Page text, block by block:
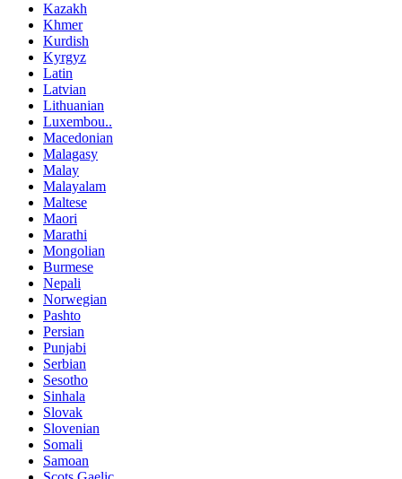
Kazakh
Khmer
Kurdish
Kyrgyz
Latin
Latvian
Lithuanian
Luxembou..
Macedonian
Malagasy
Malay
Malayalam
Maltese
Maori
Marathi
Mongolian
Burmese
Nepali
Norwegian
Pashto
Persian
Punjabi
Serbian
Sesotho
Sinhala
Slovak
Slovenian
Somali
Samoan